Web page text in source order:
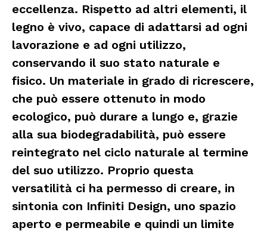
eccellenza. Rispetto ad altri elementi, il
legno è vivo, capace di adattarsi ad ogni
lavorazione e ad ogni utilizzo,
conservando il suo stato naturale e
fisico. Un materiale in grado di ricrescere,
che può essere ottenuto in modo
ecologico, può durare a lungo e, grazie
alla sua biodegradabilità, può essere
reintegrato nel ciclo naturale al termine
del suo utilizzo. Proprio questa
versatilità ci ha permesso di creare, in
sintonia con Infiniti Design, uno spazio
aperto e permeabile e quindi un limite